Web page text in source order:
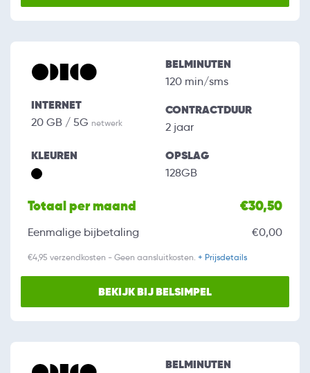
INTERNET
20 GB / 5G netwerk
BELMINUTEN
120 min/sms
CONTRACTDUUR
2 jaar
KLEUREN OPSLAG
128GB
Totaal per maand €30,50
Eenmalige bijbetaling €0,00
€4,95 verzendkosten - Geen aansluitkosten. + Prijsdetails
BEKIJK BIJ BELSIMPEL
BELMINUTEN